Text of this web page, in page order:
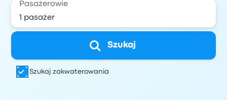
Pasażerowie
Szukaj
Szukaj zakwaterowania